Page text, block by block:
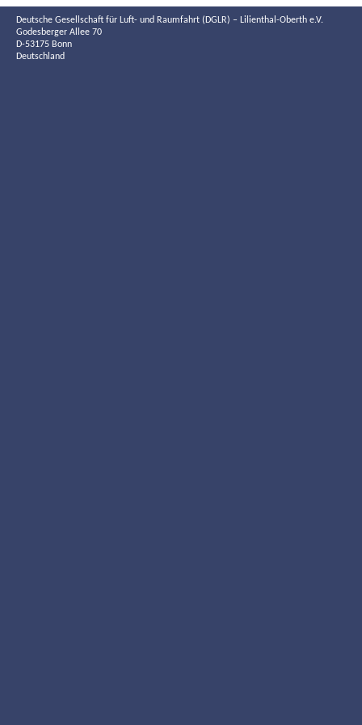
Deutsche Gesellschaft für Luft- und Raumfahrt (DGLR) – Lilienthal-Oberth e.V.
Godesberger Allee 70
D-53175 Bonn
Deutschland